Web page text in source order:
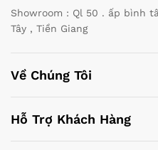
Showroom : Ql 50 . ấp bình
Tây , Tiền Giang
Về Chúng Tôi
Hỗ Trợ Khách Hàng